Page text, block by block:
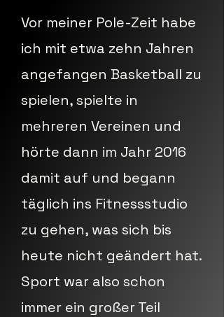
Vor meiner Pole-Zeit habe
ich mit etwa zehn Jahren
angefangen Basketball zu
spielen, spielte in
mehreren Vereinen und
hörte dann im Jahr 2016
damit auf und begann
täglich ins Fitnessstudio
zu gehen, was sich bis
heute nicht geändert hat.
Sport war also schon
immer ein großer Teil